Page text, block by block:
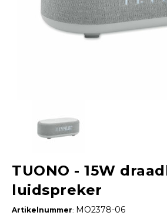
TUONO - 15W
luidspreker
Artikelnummer: MO2378-06